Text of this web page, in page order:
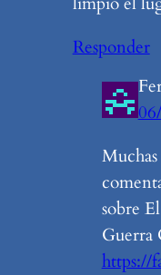
Responder
sobre
Guerra
https://